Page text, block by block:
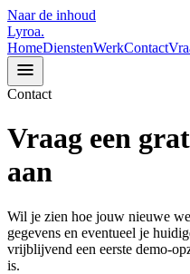
Naar de inhoud
Lyroa.
HomeDienstenWerkContact
Contact
Vraag een
aan
Wil je zien hoe jouw nieuwe
gegevens en eventueel je
vrijblijvend een eerste demo-
is.